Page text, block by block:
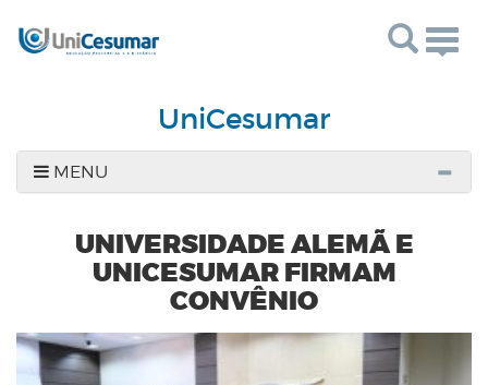
UniCesumar
MENU
UNIVERSIDADE ALEMÃ E
UNICESUMAR FIRMAM
CONVÊNIO